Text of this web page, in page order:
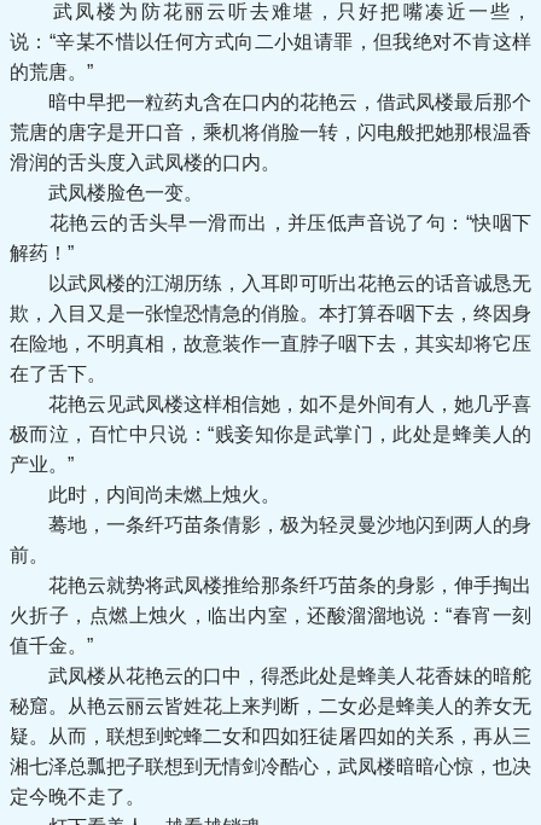
武凤楼为防花丽云听去难堪，只好把嘴凑近一些，
说：“辛某不惜以任何方式向二小姐请罪，但我绝对不肯这样
的荒唐。”
暗中早把一粒药丸含在口内的花艳云，借武凤楼最后那个
荒唐的唐字是开口音，乘机将俏脸一转，闪电般把她那根温香
滑润的舌头度入武凤楼的口内。
武凤楼脸色一变。
花艳云的舌头早一滑而出，并压低声音说了句：“快咽下
解药！”
以武凤楼的江湖历练，入耳即可听出花艳云的话音诚恳无
欺，入目又是一张惶恐情急的俏脸。本打算吞咽下去，终因身
在险地，不明真相，故意装作一直脖子咽下去，其实却将它压
在了舌下。
花艳云见武凤楼这样相信她，如不是外间有人，她几乎喜
极而泣，百忙中只说：“贱妾知你是武掌门，此处是蜂美人的
产业。”
此时，内间尚未燃上烛火。
蓦地，一条纤巧苗条倩影，极为轻灵曼沙地闪到两人的身
前。
花艳云就势将武凤楼推给那条纤巧苗条的身影，伸手掏出
火折子，点燃上烛火，临出内室，还酸溜溜地说：“春宵一刻
值千金。”
武凤楼从花艳云的口中，得悉此处是蜂美人花香妹的暗舵
秘窟。从艳云丽云皆姓花上来判断，二女必是蜂美人的养女无
疑。从而，联想到蛇蜂二女和四如狂徒屠四如的关系，再从三
湘七泽总瓢把子联想到无情剑冷酷心，武凤楼暗暗心惊，也决
定今晚不走了。